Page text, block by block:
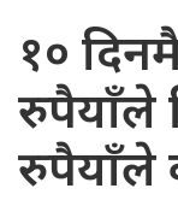
१०
रुपैयाँले
रुपैयाँले